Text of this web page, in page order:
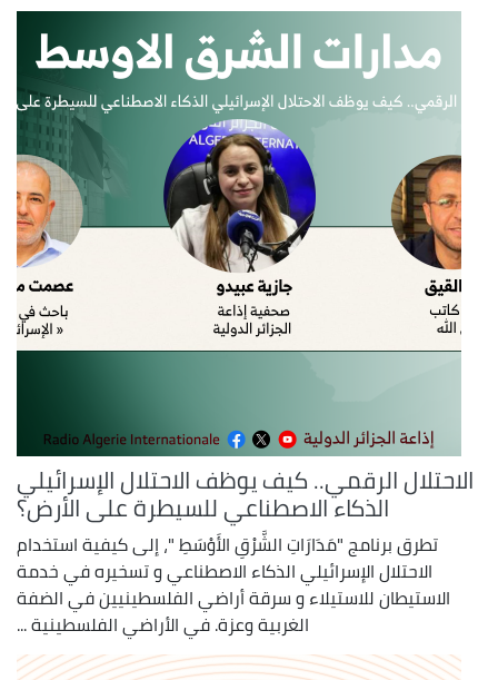
الاحتلال الرقمي.. كيف يوظف الاحتلال الإسرائيلي
الذكاء الاصطناعي للسيطرة على الأرض؟
تطرق برنامج "مَدَارَاتِ الشَّرْقِ الأَوْسَطِ "، إلى كيفية استخدام
الاحتلال الإسرائيلي الذكاء الاصطناعي و تسخيره في خدمة
الاستيطان للاستيلاء و سرقة أراضي الفلسطينيين في الضفة
الغربية وعزة. في الأراضي الفلسطينية ...